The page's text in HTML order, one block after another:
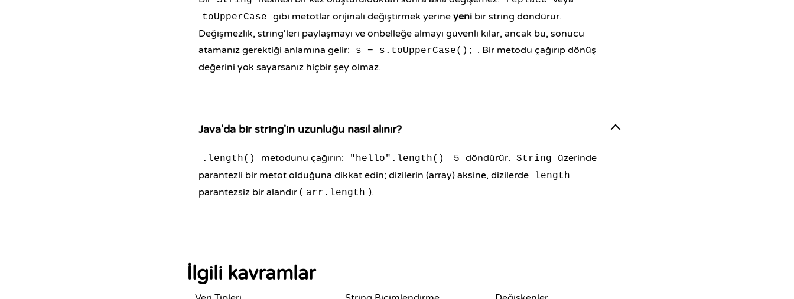
toUpperCase gibi metotlar orijinali değiştirmek yerine yeni bir string döndürür.
Değişmezlik, string'leri paylaşmayı ve önbelleğe almayı güvenli kılar, ancak bu, sonucu
atamanız gerektiği anlamına gelir:
s = s.toUpperCase();
. Bir metodu çağırıp dönüş
değerini yok sayarsanız hiçbir şey olmaz.
Java'da bir string'in uzunluğu nasıl alınır?
.length() metodunu çağırın: "hello".length() 5 döndürür. String
üzerinde
parantezli bir metot olduğuna dikkat edin; dizilerin (array) aksine, dizilerde
length
parantezsiz bir alandır ( arr.length ).
İlgili kavramlar